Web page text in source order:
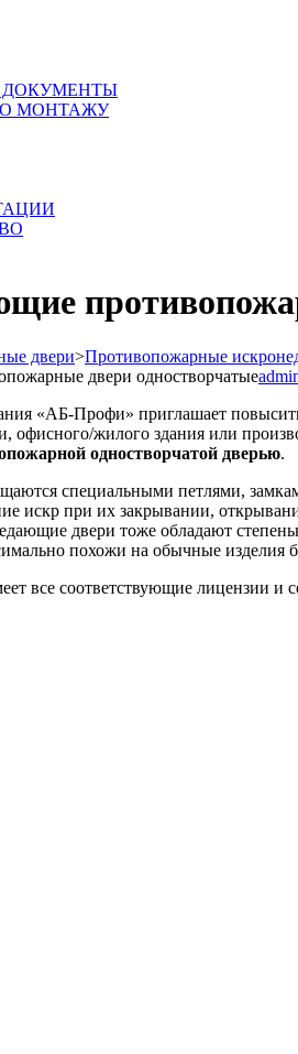
МОНТАЖУ
двери>Противопожарные
двери одностворчатые
«АБ-Профи» приглашает
офисного/жилого здания или
одностворчатой дверью.
специальными петлями,
искр при их закрывании,
двери тоже обладают
похожи на обычные изделия
все соответствующие лицензии и